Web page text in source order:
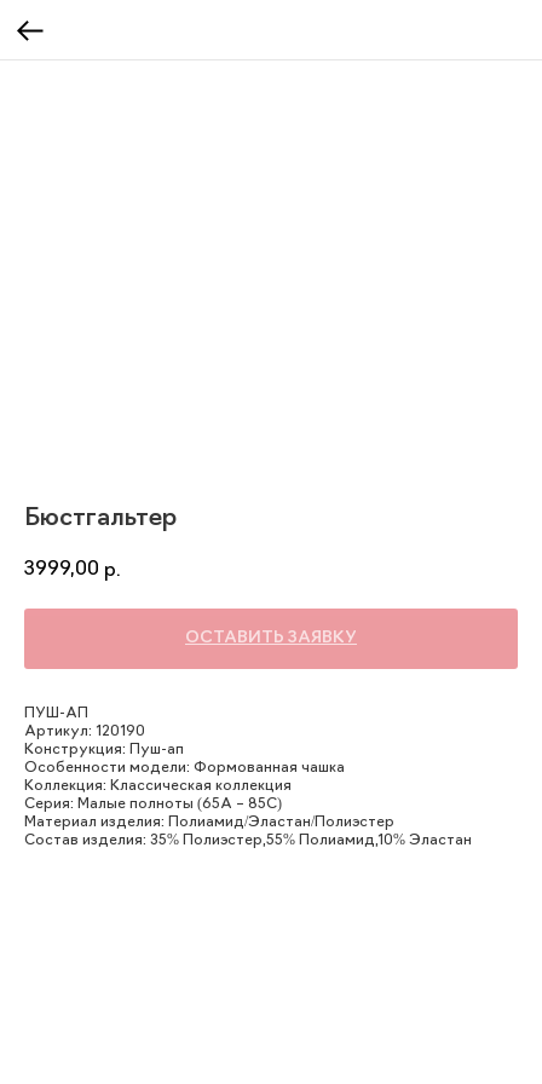
Бюстгальтер
3999,00 р.
ОСТАВИТЬ ЗАЯВКУ
ПУШ-АП
Артикул: 120190
Конструкция: Пуш-ап
Особенности модели: Формованная чашка
Коллекция: Классическая коллекция
Серия: Малые полноты (65А – 85С)
Материал изделия: Полиамид/Эластан/Полиэстер
Состав изделия: 35% Полиэстер,55% Полиамид,10% Эластан